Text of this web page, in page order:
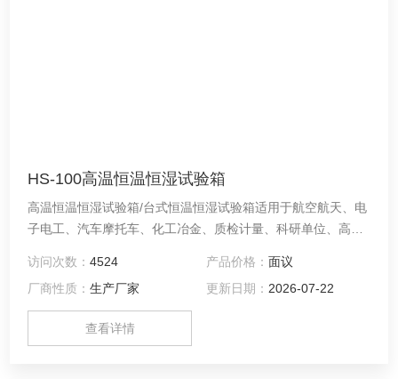
HS-100高温恒温恒湿试验箱
高温恒温恒湿试验箱/台式恒温恒湿试验箱适用于航空航天、电
子电工、汽车摩托车、化工冶金、质检计量、科研单位、高等
料在高温、恒温及湿热环境下贮存和使用时的适应性试验，检
测其各性能指标，是产品模拟环境试验*设备。
访问次数：4524 产品价格： 面议
厂商性质：生产厂家 更新日期： 2026-07-22
查看详情